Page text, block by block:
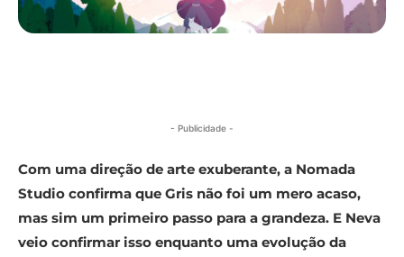
- Publicidade -
Com uma direção de arte exuberante, a Nomada
Studio confirma que Gris não foi um mero acaso,
mas sim um primeiro passo para a grandeza. E Neva
veio confirmar isso enquanto uma evolução da